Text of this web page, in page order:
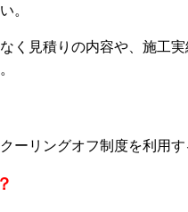
。
く見積りの内容や、施工
ーリングオフ制度を利用す